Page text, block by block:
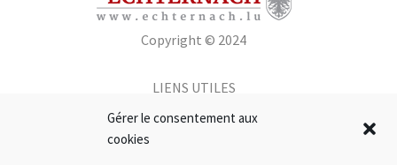
Gérer le consentement aux
cookies
Copyright © 2024
LIENS UTILES